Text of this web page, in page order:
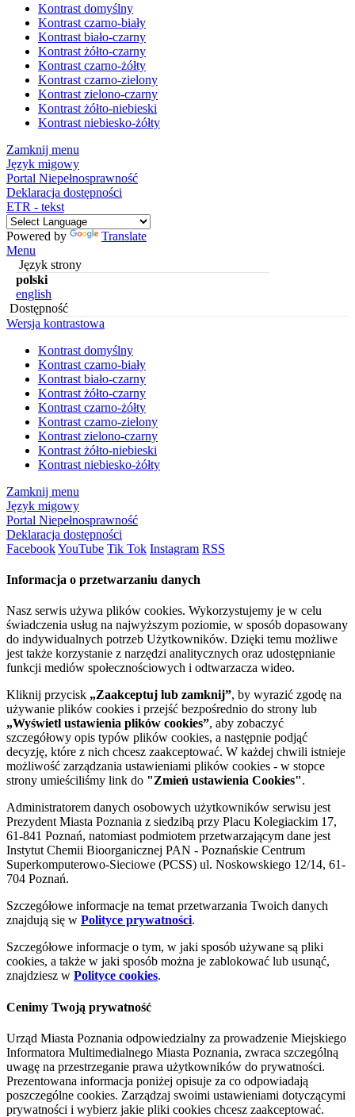
Kontrast domyślny
Kontrast czarno-biały
Kontrast biało-czarny
Kontrast żółto-czarny
Kontrast czarno-żółty
Kontrast czarno-zielony
Kontrast zielono-czarny
Kontrast żółto-niebieski
Kontrast niebiesko-żółty
Zamknij menu
Język migowy
Portal Niepełnosprawność
Deklaracja dostępności
ETR - tekst
Powered by
Translate
Menu
Język strony
polski
english
Dostępność
Wersja kontrastowa
Kontrast domyślny
Kontrast czarno-biały
Kontrast biało-czarny
Kontrast żółto-czarny
Kontrast czarno-żółty
Kontrast czarno-zielony
Kontrast zielono-czarny
Kontrast żółto-niebieski
Kontrast niebiesko-żółty
Zamknij menu
Język migowy
Portal Niepełnosprawność
Deklaracja dostępności
FacebookYouTube Tik Tok Instagram RSS
Informacja o przetwarzaniu danych
Nasz serwis używa plików cookies. Wykorzystujemy je w celu
świadczenia usług na najwyższym poziomie, w sposób dopasowany
do indywidualnych potrzeb Użytkowników. Dzięki temu możliwe
jest także korzystanie z narzędzi analitycznych oraz udostępnianie
funkcji mediów społecznościowych i odtwarzacza wideo.
Kliknij przycisk „Zaakceptuj lub zamknij”, by wyrazić zgodę na
używanie plików cookies i przejść bezpośrednio do strony lub
„Wyświetl ustawienia plików cookies”, aby zobaczyć
szczegółowy opis typów plików cookies, a następnie podjąć
decyzję, które z nich chcesz zaakceptować. W każdej chwili istnieje
możliwość zarządzania ustawieniami plików cookies - w stopce
strony umieściliśmy link do "Zmień ustawienia Cookies".
Administratorem danych osobowych użytkowników serwisu jest
Prezydent Miasta Poznania z siedzibą przy Placu Kolegiackim 17,
61-841 Poznań, natomiast podmiotem przetwarzającym dane jest
Instytut Chemii Bioorganicznej PAN - Poznańskie Centrum
Superkomputerowo-Sieciowe (PCSS) ul. Noskowskiego 12/14, 61-
704 Poznań.
Szczegółowe informacje na temat przetwarzania Twoich danych
znajdują się w Polityce prywatności.
Szczegółowe informacje o tym, w jaki sposób używane są pliki
cookies, a także w jaki sposób można je zablokować lub usunąć,
znajdziesz w Polityce cookies.
Cenimy Twoją prywatność
Urząd Miasta Poznania odpowiedzialny za prowadzenie Miejskiego
Informatora Multimedialnego Miasta Poznania, zwraca szczególną
uwagę na przestrzeganie prawa użytkowników do prywatności.
Prezentowana informacja poniżej opisuje za co odpowiadają
poszczególne cookies. Zarządzaj swoimi ustawieniami dotyczącymi
prywatności i wybierz jakie pliki cookies chcesz zaakceptować.